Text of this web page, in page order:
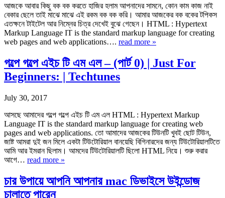
আজকে আবার কিছু বক বক করতে হাজির হলাম আপনাদের সামনে, কোন কাম কাজ নাই
বেকার ছেলে তাই মাঝে মাঝে এই রকম বক বক করি। আমার আজকের বক বকের টপিকস
এতক্ষনে টাইটেল আর নিম্নের চিত্র দেখেই বুঝে গেছেন। HTML : Hypertext
Markup Language IT is the standard markup language for creating
web pages and web applications…. read more »
গল্পে গল্পে এইচ টি এম এল – (পার্ট 0) | Just For
Beginners: | Techtunes
July 30, 2017
আসছে আমাদের গল্পে গল্পে এইচ টি এম এল HTML : Hypertext Markup
Language IT is the standard markup language for creating web
pages and web applications. তো আমাদের আজকের টিউনটি খুবই ছোট টিউন,
জাষ্ট আমরা দুই জন মিলে একটা টিউটোরিয়াল বানয়েছি বিগিনারদের জন্য টিউটোরিয়ালটিতে
আমি আর ইমরান ছিলাম। আমদের টিউটোরিয়ালটি ছিলো HTML নিয়ে। শুরু করার
আগে… read more »
চার উপায়ে আপনি আপনার mac ডিভাইসে উইন্ডোজ
চালাতে পারেন